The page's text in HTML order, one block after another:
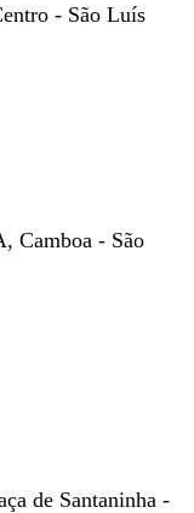
- São Luís
Camboa - São
de Santaninha -